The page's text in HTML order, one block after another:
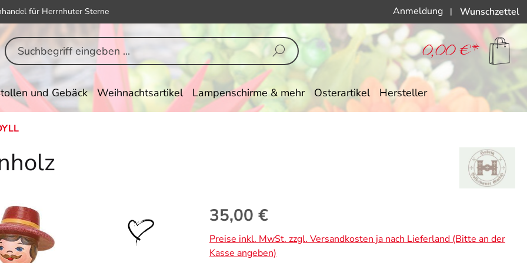
für Herrnhuter Sterne Anmeldung | Wunschzettel
0,00 €*
und Gebäck Weihnachtsartikel Lampenschirme & mehr Osterartikel Hersteller
Regulärer Preis:
35,00 €
Preise inkl. MwSt. zzgl. Versandkosten ja nach Lieferland (Bitte an der
Kasse angeben)